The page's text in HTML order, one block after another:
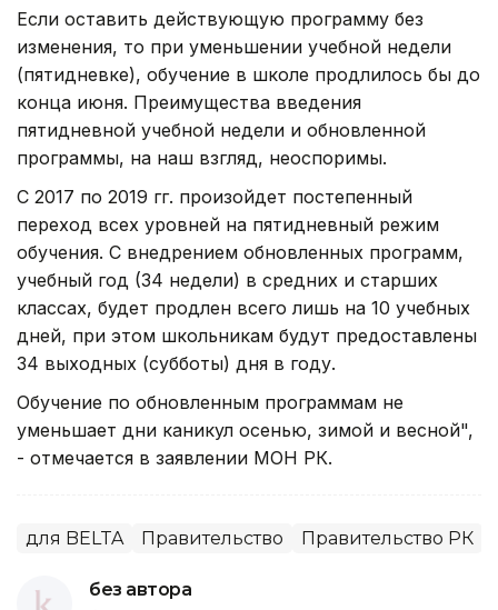
Если оставить действующую программу без
изменения, то при уменьшении учебной недели
(пятидневке), обучение в школе продлилось бы до
конца июня. Преимущества введения
пятидневной учебной недели и обновленной
программы, на наш взгляд, неоспоримы.
С 2017 по 2019 гг. произойдет постепенный
переход всех уровней на пятидневный режим
обучения. С внедрением обновленных программ,
учебный год (34 недели) в средних и старших
классах, будет продлен всего лишь на 10 учебных
дней, при этом школьникам будут предоставлены
34 выходных (субботы) дня в году.
Обучение по обновленным программам не
уменьшает дни каникул осенью, зимой и весной",
- отмечается в заявлении МОН РК.
для BELTA Правительство Правительство РК
без автора